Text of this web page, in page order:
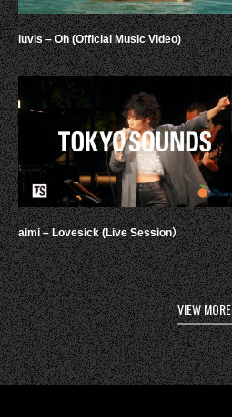
luvis – Oh (Official Music Video)
aimi – Lovesick (Live Session）
VIEW MORE